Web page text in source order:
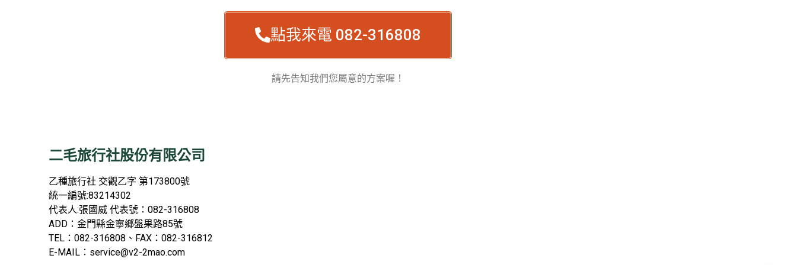
點我來電 082-316808
請先告知我們您屬意的方案喔！
二毛旅行社股份有限公司
乙種旅行社 交觀乙字 第173800號
統一編號:83214302
代表人:張國威 代表號： 082-316808
ADD ：金門縣金寧鄉盤果路85號
TEL ： 082-316808 、 FAX ： 082-316812
E-MAIL ： service@v2-2mao.com